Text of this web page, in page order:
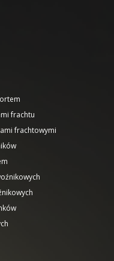
frachtu
frachtowymi